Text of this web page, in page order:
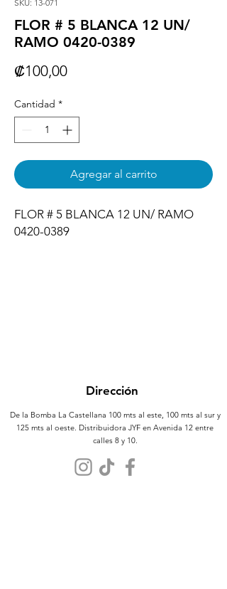
SKU: 13-071
FLOR # 5 BLANCA 12 UN/
RAMO 0420-0389
₡100,00Precio
Cantidad *
Agregar al carrito
FLOR # 5 BLANCA 12 UN/ RAMO
0420-0389
Dirección
De la Bomba La Castellana 100 mts al este, 100 mts al sur y
125 mts al oeste. Distribuidora JYF en Avenida 12 entre
calles 8 y 10.